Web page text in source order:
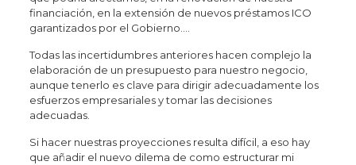
financiación, en la extensión de nuevos préstamos ICO
garantizados por el Gobierno….
Todas las incertidumbres anteriores hacen complejo la
elaboración de un presupuesto para nuestro negocio,
aunque tenerlo es clave para dirigir adecuadamente los
esfuerzos empresariales y tomar las decisiones
adecuadas.
Si hacer nuestras proyecciones resulta difícil, a eso hay
que añadir el nuevo dilema de como estructurar mi